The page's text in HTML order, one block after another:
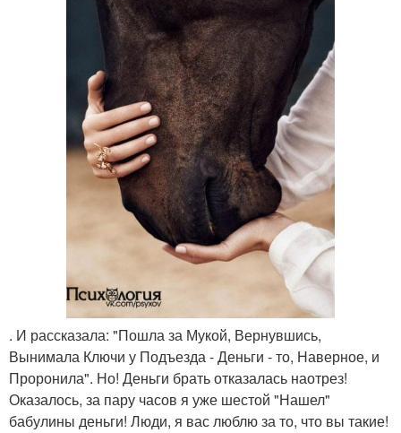
. И рассказала: "Пошла за Мукой, Вернувшись,
Вынимала Ключи у Подъезда - Деньги - то, Наверное, и
Проронила". Но! Деньги брать отказалась наотрез!
Оказалось, за пару часов я уже шестой "Нашел"
бабулины деньги! Люди, я вас люблю за то, что вы такие!